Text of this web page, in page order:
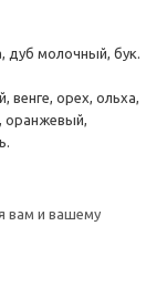
дуб молочный, бук.
венге, орех, ольха,
оранжевый,
вам и вашему